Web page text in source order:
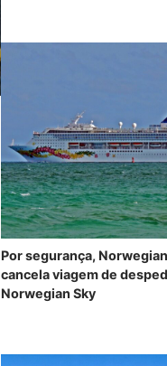
Por segurança,
cancela viagem de
Norwegian Sky